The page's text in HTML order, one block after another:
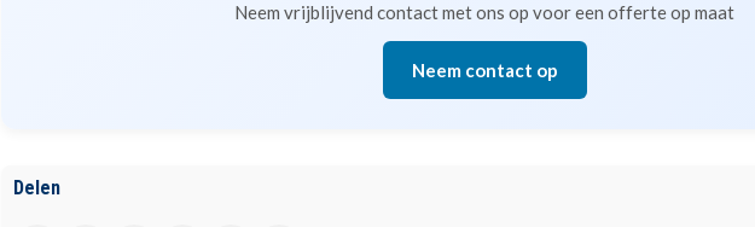
Neem vrijblijvend contact met ons op voor een offerte op maat
Neem contact op
Delen